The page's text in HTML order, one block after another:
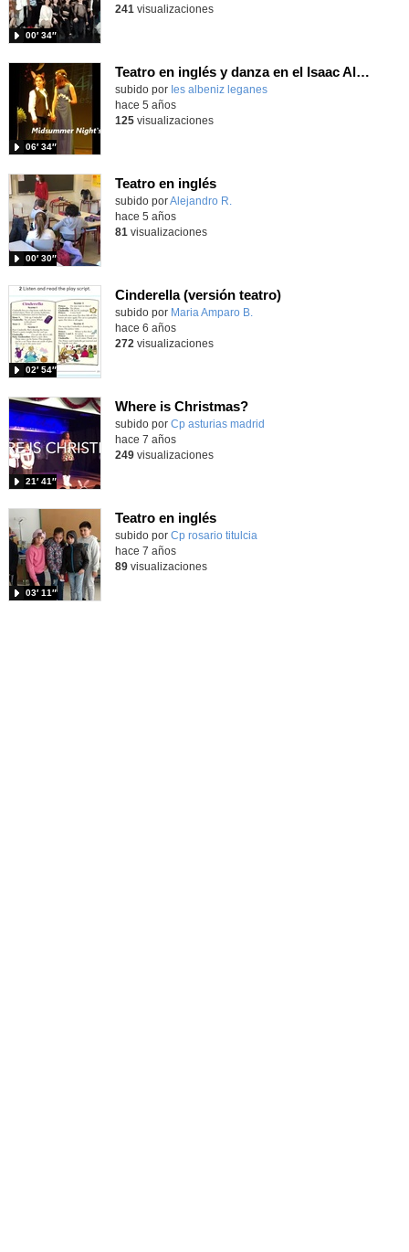
00′ 34″
241 visualizaciones
Teatro en inglés y danza en el Isaac Albéniz
Contenido educativo.
subido por Ies albeniz leganes
06′ 34″
-
hace 5 años
125visualizaciones
Teatro en inglés
Contenido educativo.
subido porAlejandro R.
00′ 30″
hace 5 años
81 visualizaciones
Cinderella (versión teatro)
subido por Maria Amparo B.
02′ 54″
hace 6 años
272 visualizaciones
Where is Christmas?
subido por Cp asturias madrid
21′ 41″
hace 7 años
249visualizaciones
Teatro en inglés
subido por Cp rosario titulcia
03′ 11″
hace 7 años
89visualizaciones